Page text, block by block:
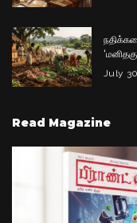
July
Read Magazine